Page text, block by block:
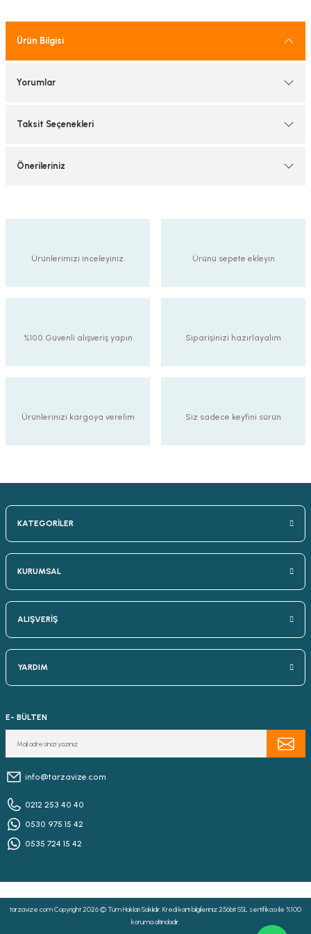
Armatür
Ürün Bilgisi
Yorumlar
Taksit Seçenekleri
Önerileriniz
Ürünlerimizi inceleyiniz. Ürünü sepete ekleyin
%100 Güvenli alışveriş yapın Siparişinizi hazırlayalım
Ürünlerinizi kargoya verelim Siz sadece keyfini sürün
KATEGORİLER
KURUMSAL
ALIŞVERİŞ
YARDIM
E- BÜLTEN
info@tarzavize.com
0212 253 40 40
0530 975 15 42
0535 724 15 42
tarzavize.com Copyright 2026 © Tüm Hakları Saklıdır. Kredi kartı bilgileriniz 256bit SSL sertifikası ile %100
koruma altındadır.